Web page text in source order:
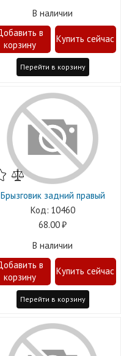
В наличии
Перейти в корзину
Брызговик задний правый
10460
68.00
В наличии
Перейти в корзину